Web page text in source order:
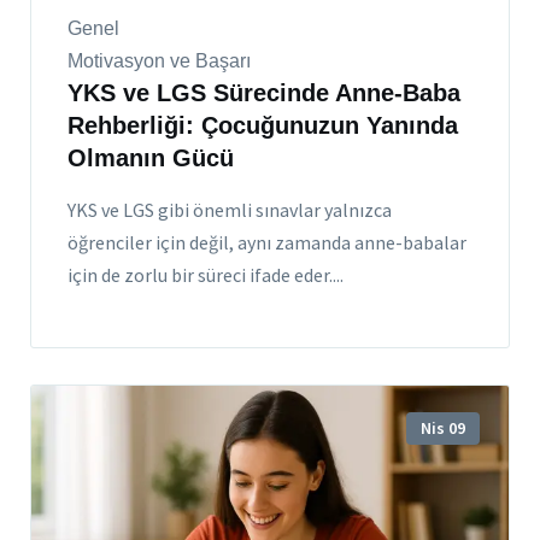
Genel
Motivasyon ve Başarı
YKS ve LGS Sürecinde Anne-Baba
Rehberliği: Çocuğunuzun Yanında
Olmanın Gücü
YKS ve LGS gibi önemli sınavlar yalnızca
öğrenciler için değil, aynı zamanda anne-babalar
için de zorlu bir süreci ifade eder....
Nis 09